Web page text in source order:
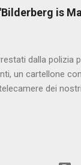
di Firenze
censura del
is
dalla polizia
un cartellone
dei
fosse
Dresda,